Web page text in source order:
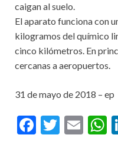
caigan al suelo.
El aparato funciona con
kilogramos del químico
cinco kilómetros. En
cercanas a aeropuertos.
31 de mayo de 2018 – ep
F
T
E